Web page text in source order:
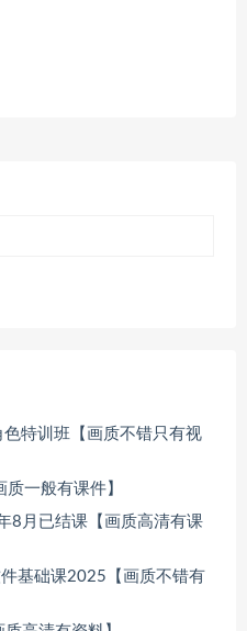
特训班【画质不错只有视
一般有课件】
8月已结课【画质高清有课
基础课2025【画质不错有